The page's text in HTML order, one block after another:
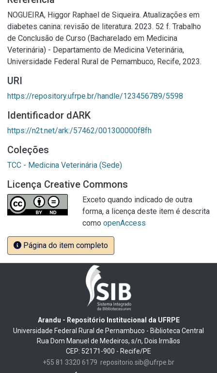
NOGUEIRA, Higgor Raphael de Siqueira. Atualizações em
diabetes canina: revisão de literatura. 2023. 52 f. Trabalho
de Conclusão de Curso (Bacharelado em Medicina
Veterinária) - Departamento de Medicina Veterinária,
Universidade Federal Rural de Pernambuco, Recife, 2023.
URI
https://repository.ufrpe.br/handle/123456789/5598
Identificador dARK
https://n2t.net/ark:/57462/001300000f8fh
Coleções
TCC - Medicina Veterinária (Sede)
Licença Creative Commons
Exceto quando indicado de outra
forma, a licença deste item é descrita
como openAccess
Página do item completo
Arandu - Repositório Institucional da UFRPE
Universidade Federal Rural de Pernambuco - Biblioteca Central
Rua Dom Manuel de Medeiros, s/n, Dois Irmãos
CEP: 52171-900 - Recife/PE
+55 81 3320 6179 repositorio.sib@ufrpe.br